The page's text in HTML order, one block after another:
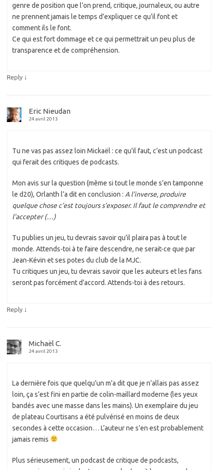
genre de position que l’on prend, critique, journaleux, ou autre
ne prennent jamais le temps d’expliquer ce qu’il font et
comment ils le font.
Ce qui est fort dommage et ce qui permettrait un peu plus de
transparence et de compréhension.
Reply ↓
Eric Nieudan
24 avril 2013
Tu ne vas pas assez loin Mickaël : ce qu’il faut, c’est un podcast
qui ferait des critiques de podcasts.
Mon avis sur la question (même si tout le monde s’en tamponne
le d20), Orlanth l’a dit en conclusion : A l’inverse, produire
quelque chose c’est toujours s’exposer. Il faut le comprendre et
l’accepter (…)
Tu publies un jeu, tu devrais savoir qu’il plaira pas à tout le
monde. Attends-toi à te faire descendre, ne serait-ce que par
Jean-Kévin et ses potes du club de la MJC.
Tu critiques un jeu, tu devrais savoir que les auteurs et les fans
seront pas forcément d’accord. Attends-toi à des retours.
Reply ↓
Michaël C.
24 avril 2013
La dernière fois que quelqu’un m’a dit que je n’allais pas assez
loin, ça s’est fini en partie de colin-maillard moderne (les yeux
bandés avec une masse dans les mains). Un exemplaire du jeu
de plateau Courtisans a été pulvérisé en moins de deux
secondes à cette occasion… L’auteur ne s’en est probablement
jamais remis
Plus sérieusement, un podcast de critique de podcasts,